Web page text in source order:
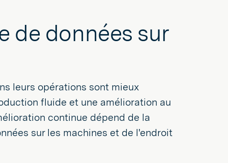
de données sur
leurs opérations sont mieux
fluide et une amélioration au
continue dépend de la
sur les machines et de l'endroit